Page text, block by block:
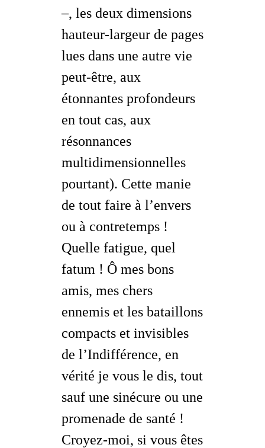
–, les deux dimensions
hauteur-largeur de pages
lues dans une autre vie
peut-être, aux
étonnantes profondeurs
en tout cas, aux
résonnances
multidimensionnelles
pourtant). Cette manie
de tout faire à l’envers
ou à contretemps !
Quelle fatigue, quel
fatum ! Ô mes bons
amis, mes chers
ennemis et les bataillons
compacts et invisibles
de l’Indifférence, en
vérité je vous le dis, tout
sauf une sinécure ou une
promenade de santé !
Croyez-moi, si vous êtes